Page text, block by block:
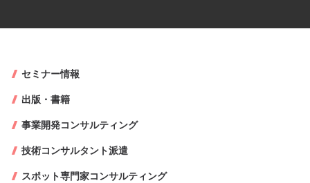
セミナー情報
出版・書籍
事業開発コンサルティング
技術コンサルタント派遣
スポット専門家コンサルティング